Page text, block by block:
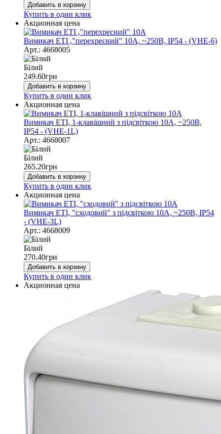
Добавить в корзину
Купить в один клик
Акционная цена
Вимикач ЕТІ ,"перехресний" 10А, ~250В, IP54 - (VHE-6)
Арт.: 4668005
Білий
249.60грн
Добавить в корзину
Купить в один клик
Акционная цена
Вимикач ЕТІ, 1-клавішний з підсвіткою 10А, ~250В,
IP54 - (VHE-1L)
Арт.: 4668007
Білий
265.20грн
Добавить в корзину
Купить в один клик
Акционная цена
Вимикач ЕТІ, "сходовий" з підсвіткою 10А, ~250В, IP54
- (VHE-3L)
Арт.: 4668009
Білий
270.40грн
Добавить в корзину
Купить в один клик
Акционная цена